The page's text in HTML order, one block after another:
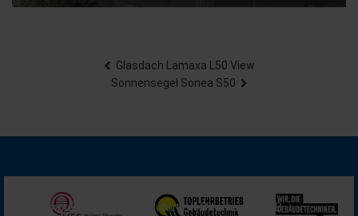
Glasdach Lamaxa L50 View
Sonnensegel Sonea S50
Impressum Datenschutz Sitemap AGB